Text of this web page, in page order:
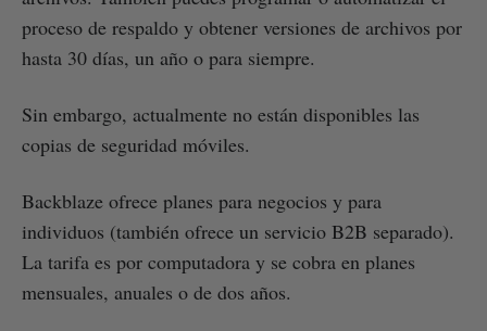
proceso de respaldo y obtener versiones de archivos por
hasta 30 días, un año o para siempre.
Sin embargo, actualmente no están disponibles las
copias de seguridad móviles.
Backblaze ofrece planes para negocios y para
individuos (también ofrece un servicio B2B separado).
La tarifa es por computadora y se cobra en planes
mensuales, anuales o de dos años.